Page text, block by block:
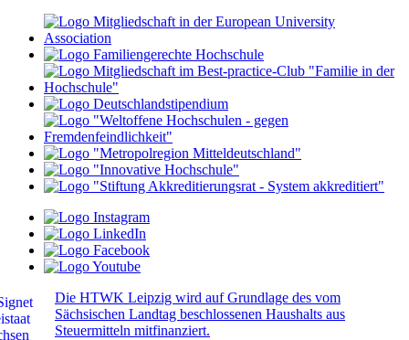
Die HTWK Leipzig wird auf Grundlage des vom
Sächsischen Landtag beschlossenen Haushalts aus
Steuermitteln mitfinanziert.